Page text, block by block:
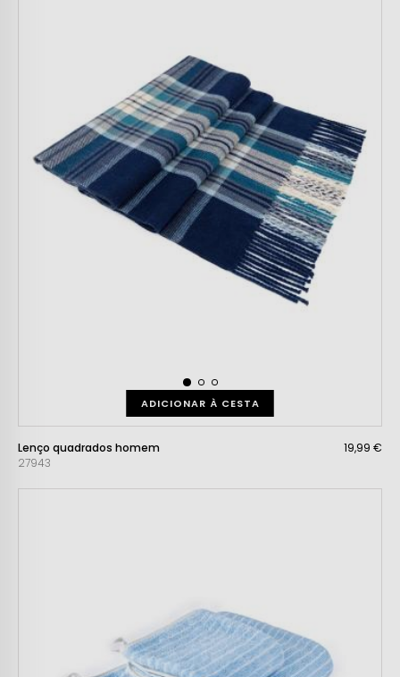
ADICIONAR À CESTA
Lenço quadrados homem
27943
19,99 €